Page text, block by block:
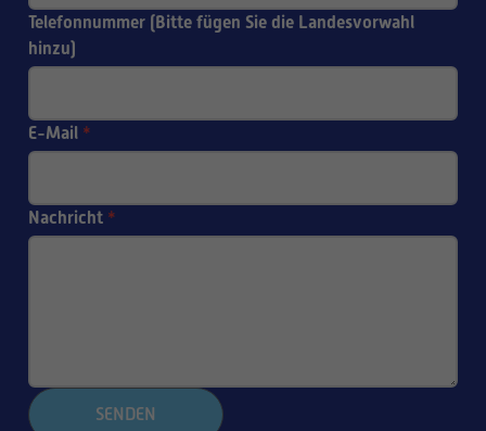
Telefonnummer (Bitte fügen Sie die Landesvorwahl
hinzu)
E-Mail *
Nachricht *
SENDEN